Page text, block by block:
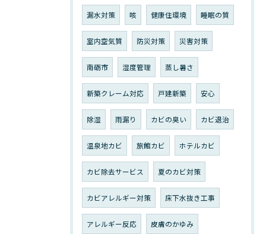
漏水対策 咳 健康住環境 睡眠の質
室内空気質 防災対策 災害対策
南砺市 湿度管理 蒸し暑さ
新築クレーム対応 戸建新築 安心
除湿 雨漏り カビの臭い カビ退治
温泉地カビ 旅館カビ ホテルカビ
カビ除去サービス 夏のカビ対策
カビアレルギー対策 床下水抜き工事
アレルギー反応 皮膚のかゆみ